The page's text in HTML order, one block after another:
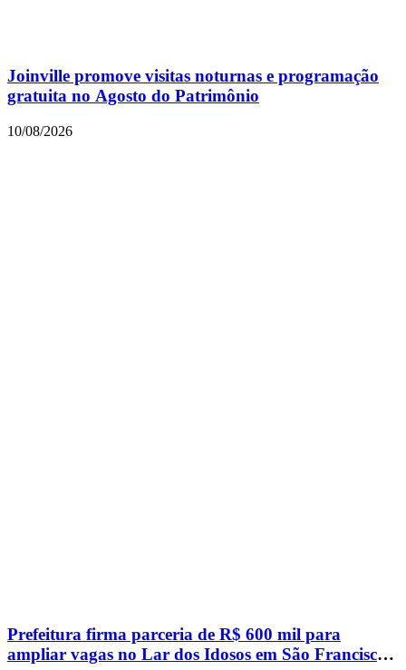
Joinville promove visitas noturnas e programação
gratuita no Agosto do Patrimônio
10/08/2026
Prefeitura firma parceria de R$ 600 mil para
ampliar vagas no Lar dos Idosos em São Francisco